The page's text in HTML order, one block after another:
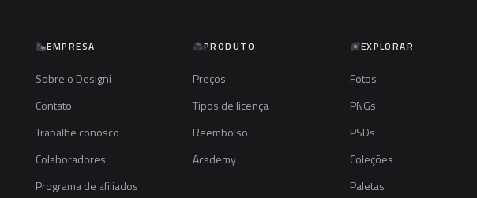
EMPRESA
Sobre o Designi
Contato
Trabalhe conosco
Colaboradores
Programa de afiliados
PRODUTO
Preços
Tipos de licença
Reembolso
Academy
EXPLORAR
Fotos
PNGs
PSDs
Coleções
Paletas